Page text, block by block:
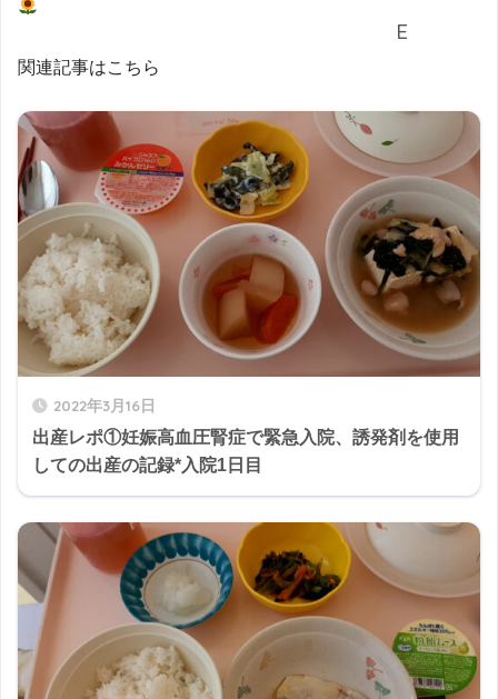
関連記事はこちら
2022年3月16日
出産レポ①妊娠高血圧腎症で緊急入院、誘発剤を使用
しての出産の記録*入院1日目